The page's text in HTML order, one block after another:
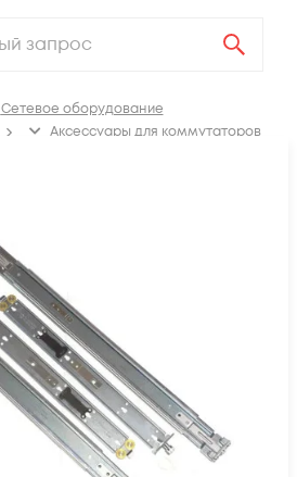
Сетевое оборудование
Аксессуары для коммутаторов